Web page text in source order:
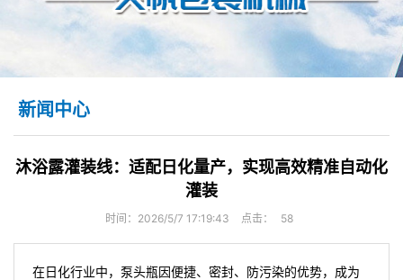
新闻中心
沐浴露灌装线：适配日化量产，实现高效精准自动化
灌装
时间：2026/5/7 17:19:43 点击： 58
在日化行业中，泵头瓶因便捷、密封、防污染的优势，成为